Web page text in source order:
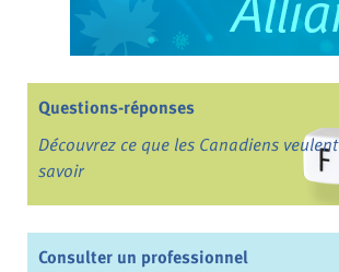
Questions-réponses
Découvrez ce que les Canadiens veulent
savoir
Consulter un professionnel